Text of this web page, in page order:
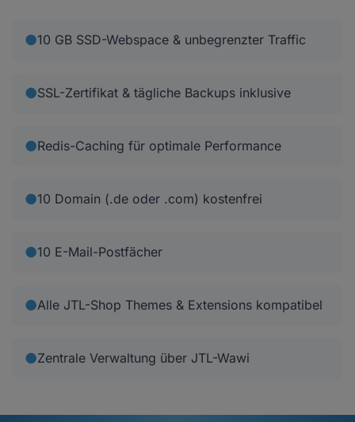
●10 GB SSD-Webspace & unbegrenzter Traffic
●SSL-Zertifikat & tägliche Backups inklusive
●Redis-Caching für optimale Performance
●10 Domain (.de oder .com) kostenfrei
●10 E-Mail-Postfächer
●Alle JTL-Shop Themes & Extensions kompatibel
●Zentrale Verwaltung über JTL-Wawi